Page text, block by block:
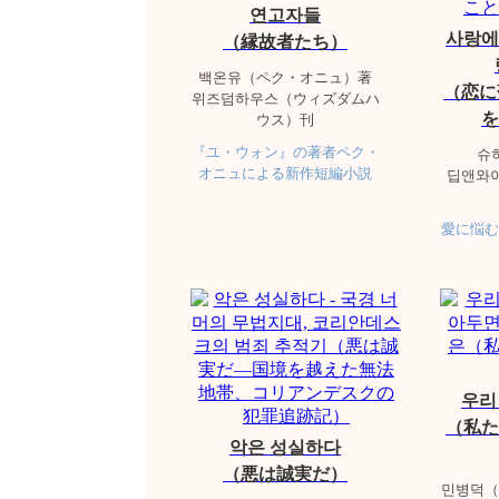
연고자들
（縁故者たち）
백온유（ペク・オニュ）著
위즈덤하우스（ウィズダムハ
ウス）刊
『ユ・ウォン』の著者ペク・
オニュによる新作短編小説
사랑
（恋
슈
딥앤와
愛に悩
악은 성실하다
（悪は誠実だ）
우
（私
민병덕